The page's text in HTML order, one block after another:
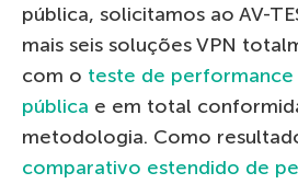
pública, solicitamos ao AV-
mais seis soluções VPN
com o teste de
pública e em total
metodologia. Como
comparativo estendido de